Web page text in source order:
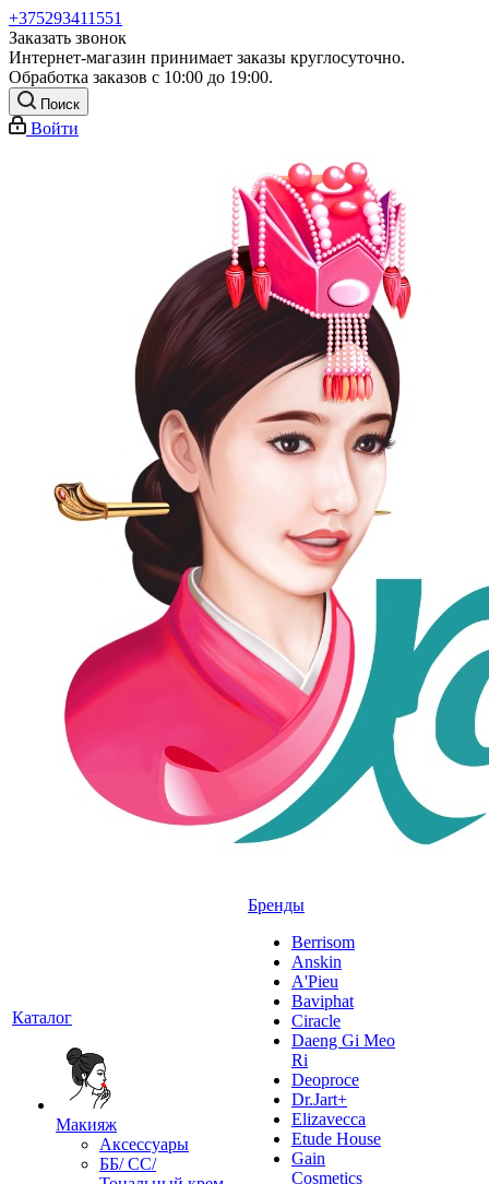
+375293411551
Заказать звонок
Интернет-магазин принимает заказы круглосуточно.
Обработка заказов с 10:00 до 19:00.
Поиск
Войти
Каталог
Макияж
Аксессуары
ББ/ СС/
Бренды
Berrisom
Anskin
A'Pieu
Baviphat
Ciracle
Daeng Gi Meo
Ri
Deoproce
Dr.Jart+
Elizavecca
Etude House
Gain
Cosmetics